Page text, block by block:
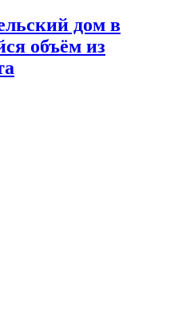
дом в
объём из